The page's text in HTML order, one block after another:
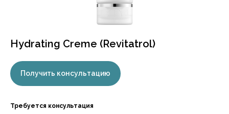
Hydrating Creme (Revitatrol)
Получить консультацию
Требуется консультация